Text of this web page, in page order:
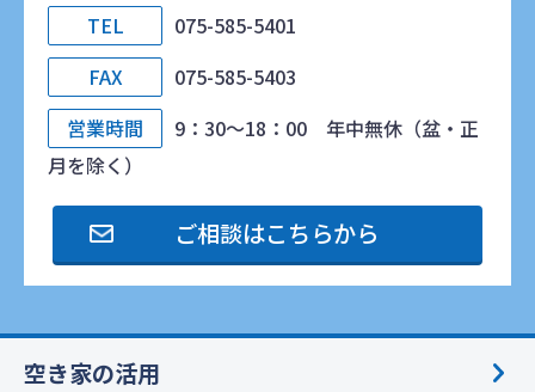
TEL
075-585-5401
FAX
075-585-5403
営業時間
9：30～18：00 年中無休（盆・正
月を除く）
ご相談はこちらから
空き家の活用